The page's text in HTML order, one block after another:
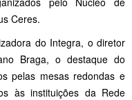
Ceres.
do Integra, o diretor
Braga, o destaque do
pelas mesas redondas e
às instituições da Rede